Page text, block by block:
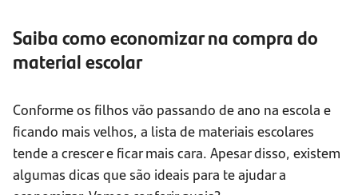
Saiba como economizar na compra do
material escolar
Conforme os filhos vão passando de ano na escola e
ficando mais velhos, a lista de materiais escolares
tende a crescer e ficar mais cara. Apesar disso, existem
algumas dicas que são ideais para te ajudar a